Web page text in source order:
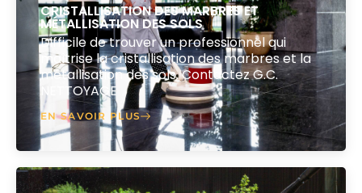
CRISTALLISATION DES MARBRES ET
MÉTALLISATION DES SOLS
Difficile de trouver un professionnel qui
maîtrise la cristallisation des marbres et la
métallisation des sols. Contactez G.C.
NETTOYAGE
EN SAVOIR PLUS